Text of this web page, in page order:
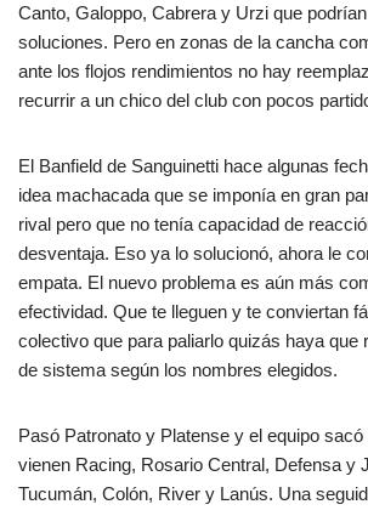
Canto, Galoppo, Cabrera y Urzi que
soluciones. Pero en zonas de la cancha
ante los flojos rendimientos no hay
recurrir a un chico del club con pocos
El Banfield de Sanguinetti hace algunas
idea machacada que se imponía en gran
rival pero que no tenía capacidad de
desventaja. Eso ya lo solucionó, ahora le
empata. El nuevo problema es aún más
efectividad. Que te lleguen y te conviertan
colectivo que para paliarlo quizás haya que
de sistema según los nombres elegidos.
Pasó Patronato y Platense y el equipo
vienen Racing, Rosario Central, Defensa y
Tucumán, Colón, River y Lanús. Una